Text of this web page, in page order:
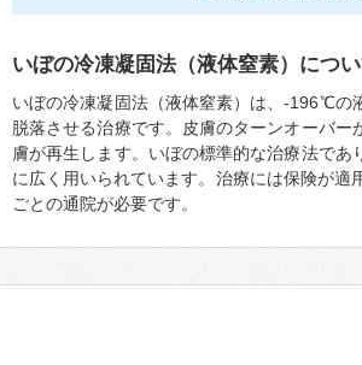
いぼの冷凍凝固法（液体窒素）につ
いぼの冷凍凝固法（液体窒素）は、-196℃の
脱落させる治療です。皮膚のターンオーバ
膚が再生します。いぼの標準的な治療法で
に広く用いられています。治療には保険が
ごとの通院が必要です。